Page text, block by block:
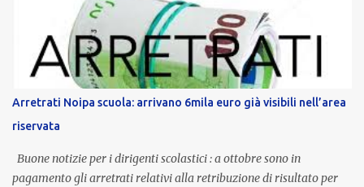
normativa nazionale e con l’obiettivo di offrire maggiore tutela e
supporto in situazioni delicate. L’indennità provinciale per i docenti
è un unicum in Italia: si tratta di una misura esclusiva della
Provincia autonoma di Bolzano, che integra in maniera stabile lo
stipendio nazionale grazie alle prerogative garantite
dall’autonomia locale. Non è un bonus temporaneo né un
compenso accessorio, ma una voce strutturale di retribuzione,
aggiornata periodicamente in base al cost...
Arretrati Noipa scuola: arrivano 6mila euro già visibili nell’area
riservata
Buone notizie per i dirigenti scolastici : a ottobre sono in
pagamento gli arretrati relativi alla retribuzione di risultato per